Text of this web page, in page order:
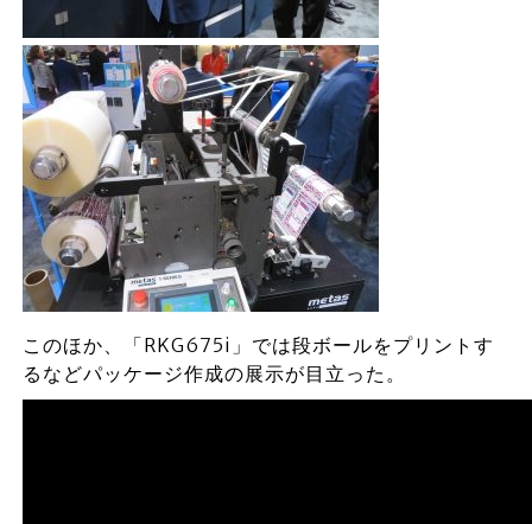
このほか、「RKG675i」では段ボールをプリントす
るなどパッケージ作成の展示が目立った。